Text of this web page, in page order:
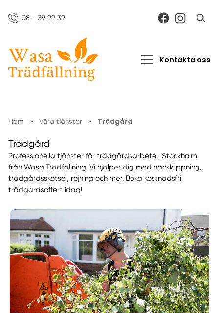
08 - 39 99 39
Kontakta oss
Hem » Våra tjänster » Trädgård
Trädgård
Professionella tjänster för trädgårdsarbete i Stockholm
från Wasa Trädfällning. Vi hjälper dig med häckklippning,
trädgårdsskötsel, röjning och mer. Boka kostnadsfri
trädgårdsoffert idag!